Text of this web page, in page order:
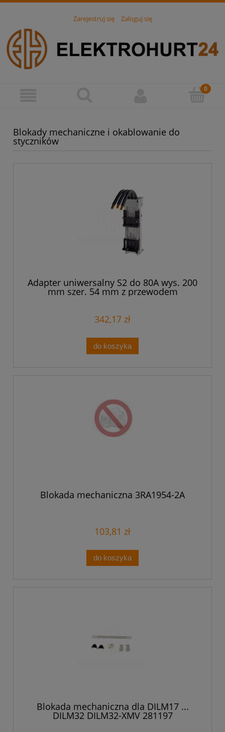
Zarejestruj się Zaloguj się
Blokady mechaniczne i okablowanie do
styczników
Adapter uniwersalny S2 do 80A wys. 200
mm szer. 54 mm z przewodem
zasilającym dł. 150 mm 8US1261-5MS13
342,17 zł
do koszyka
Blokada mechaniczna 3RA1954-2A
103,81 zł
do koszyka
Blokada mechaniczna dla DILM17 ...
DILM32 DILM32-XMV 281197